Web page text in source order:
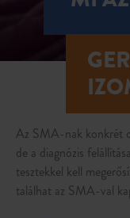
Az SMA-nak konkrét
de a diagnózis
tesztekkel kell
találhat az SMA-val